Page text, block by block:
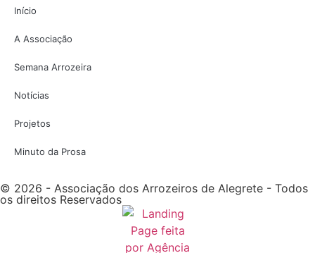
Início
A Associação
Semana Arrozeira
Notícias
Projetos
Minuto da Prosa
© 2026 - Associação dos Arrozeiros de Alegrete - Todos
os direitos Reservados